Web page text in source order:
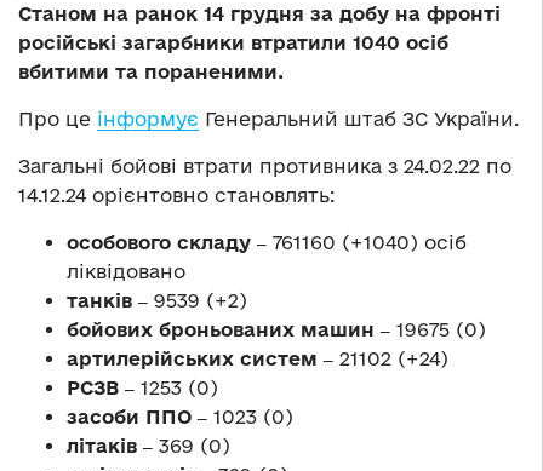
Станом на ранок 14 грудня за добу на фронті
російські загарбники втратили 1040 осіб
вбитими та пораненими.
Про це інформує Генеральний штаб ЗС України.
Загальні бойові втрати противника з 24.02.22 по
14.12.24 орієнтовно становлять:
особового складу ‒ 761160 (+1040) осіб
ліквідовано
танків ‒ 9539 (+2)
бойових броньованих машин ‒ 19675 (0)
артилерійських систем ‒ 21102 (+24)
РСЗВ ‒ 1253 (0)
засоби ППО ‒ 1023 (0)
літаків ‒ 369 (0)